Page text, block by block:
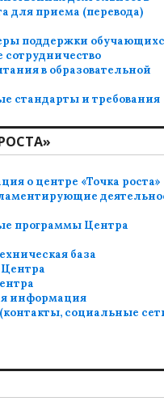
для приема (перевода)
поддержки
в образовательной
стандарты и требования
о центре «Точка роста»
программы Центра
база
информация
социальные